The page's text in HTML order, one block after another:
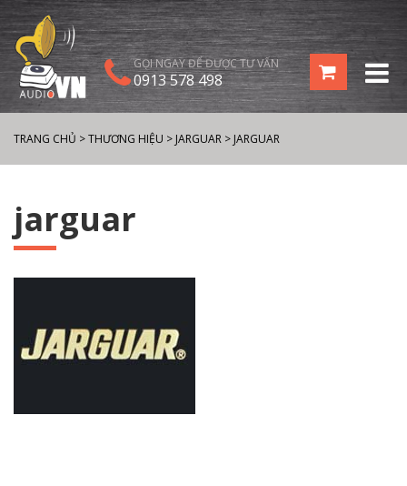
GỌI NGAY ĐỂ ĐƯỢC TƯ VẤN
0913 578 498
TRANG CHỦ >THƯƠNG HIỆU > JARGUAR > JARGUAR
jarguar